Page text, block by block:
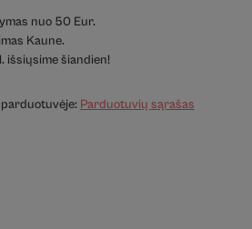
nuo 50 Eur.
Kaune.
išsiųsime šiandien!
Parduotuvių sąrašas